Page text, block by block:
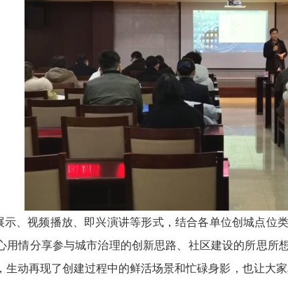
示、视频播放、即兴演讲等形式，结合各单位创城点
情分享参与城市治理的创新思路、社区建设的所思所
动再现了创建过程中的鲜活场景和忙碌身影，也让大